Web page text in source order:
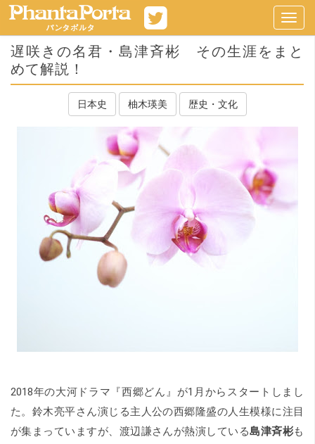
遅咲きの名君・島津斉彬 その生涯をまと
めて解説！
日本史 柚木瑛美 歴史・文化
2018年の大河ドラマ『西郷どん』が1月からスタートしまし
た。鈴木亮平さん演じる主人公の西郷隆盛の人生模様に注目
が集まっていますが、渡辺謙さんが熱演している島津斉彬も